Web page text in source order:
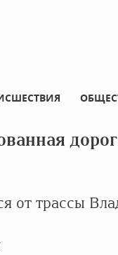
от трассы